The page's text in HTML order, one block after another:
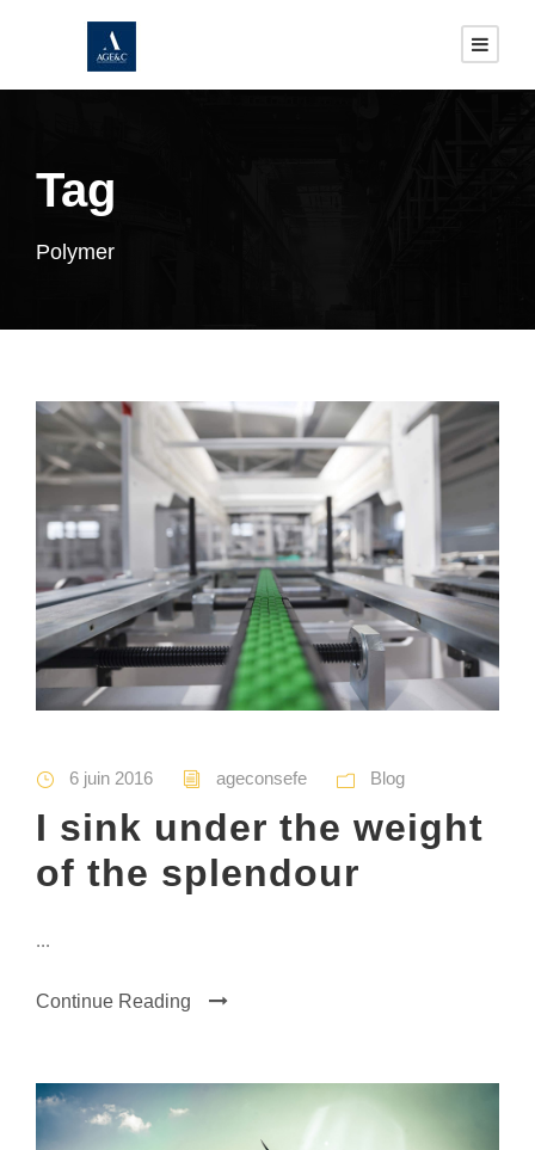
Tag
Polymer
6 juin 2016 ageconsefe Blog
I sink under the weight
of the splendour
...
Continue Reading